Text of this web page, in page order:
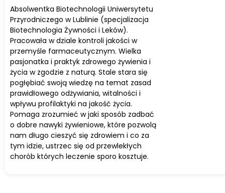
Absolwentka Biotechnologii Uniwersytetu
Przyrodniczego w Lublinie (specjalizacja
Biotechnologia Żywności i Leków).
Pracowała w dziale kontroli jakości w
przemyśle farmaceutycznym. Wielka
pasjonatka i praktyk zdrowego żywienia i
życia w zgodzie z naturą. Stale stara się
pogłębiać swoją wiedzę na temat zasad
prawidłowego odżywiania, witalności i
wpływu profilaktyki na jakość życia.
Pomaga zrozumieć w jaki sposób zadbać
o dobre nawyki żywieniowe, które pozwolą
nam długo cieszyć się zdrowiem i co za
tym idzie, ustrzec się od przewlekłych
chorób których leczenie sporo kosztuje.